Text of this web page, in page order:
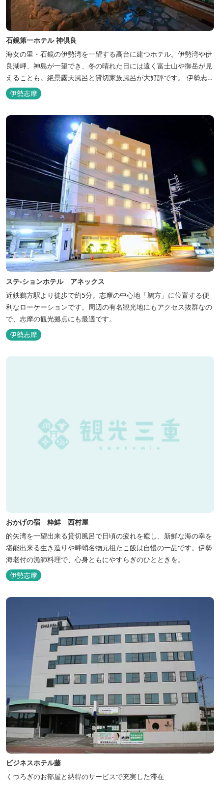
石鏡第一ホテル 神倶良
海女の里・石鏡の伊勢湾を一望する高台に建つホテル。伊勢湾や伊
良湖岬、神島が一望でき、冬の晴れた日には遠く富士山や御岳が見
えることも。絶景露天風呂と貸切家族風呂が大好評です。 伊勢志摩
の新鮮な海の幸をふんだんに使った味覚自慢の人情味あふれる温泉
宿です。
伊勢志摩
ステ-ションホテル アネックス
近鉄鵜方駅より徒歩で約5分。志摩の中心地「鵜方」に位置する便
利なローケーションです。周辺の有名観光地にもアクセス抜群なの
で、志摩の観光拠点にも最適です。
伊勢志摩
おかげの宿 粋鮮 西村屋
的矢湾を一望出来る貸切風呂で日頃の疲れを癒し、新鮮な海の幸を
堪能出来る生き造りや畔蛸名物元祖たこ飯は自慢の一品です。伊勢
海老付の漁師料理で、心身ともにやすらぎのひとときを。
伊勢志摩
ビジネスホテル藤
くつろぎのお部屋と納得のサービスで充実した滞在